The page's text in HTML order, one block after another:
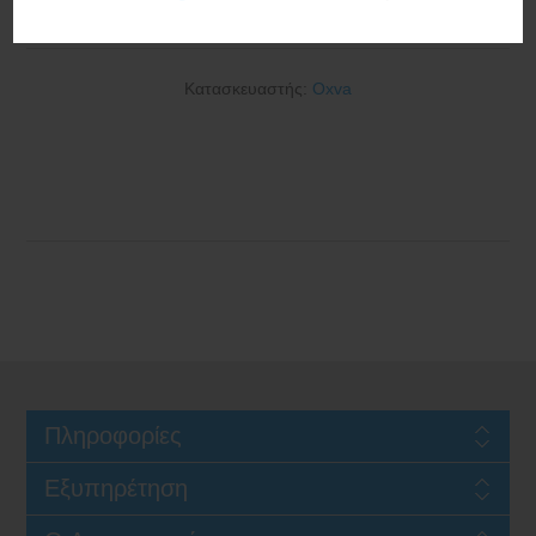
Κατασκευαστής: Oxva
Πληροφορίες
Εξυπηρέτηση